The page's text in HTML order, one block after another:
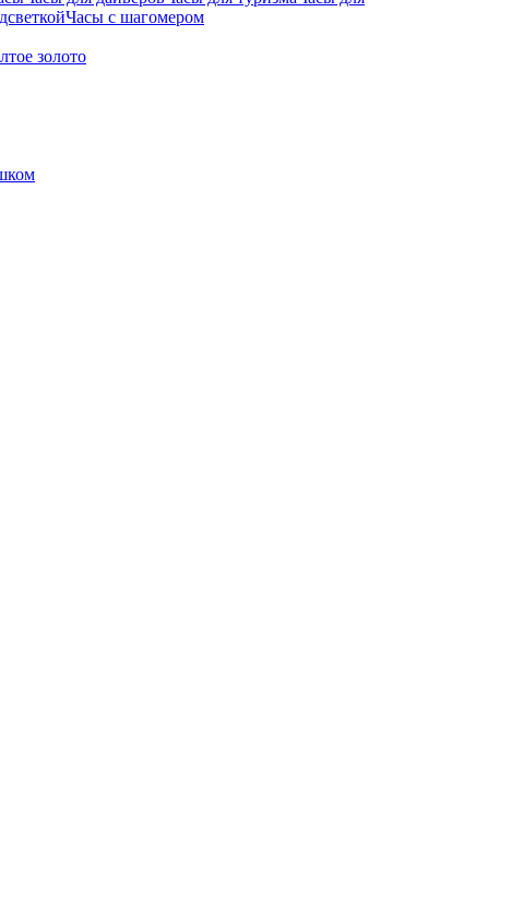
Часы с шагомером
золото